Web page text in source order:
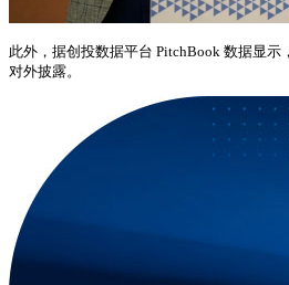
此外，据创投数据平台 PitchBook 数据显
对外披露。